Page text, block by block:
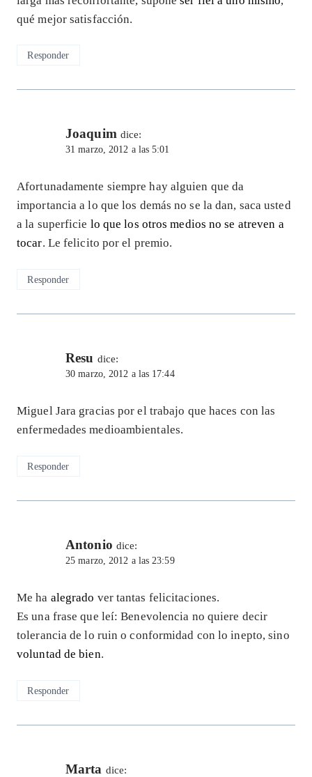
qué mejor satisfacción.
Responder
Joaquim dice:
31 marzo, 2012 a las 5:01
Afortunadamente siempre hay alguien que da
importancia a lo que los demás no se la dan, saca usted
a la superficie lo que los otros medios no se atreven a
tocar. Le felicito por el premio.
Responder
Resu dice:
30 marzo, 2012 a las 17:44
Miguel Jara gracias por el trabajo que haces con las
enfermedades medioambientales.
Responder
Antonio dice:
25 marzo, 2012 a las 23:59
Me ha alegrado ver tantas felicitaciones.
Es una frase que leí: Benevolencia no quiere decir
tolerancia de lo ruin o conformidad con lo inepto, sino
voluntad de bien.
Responder
Marta dice: